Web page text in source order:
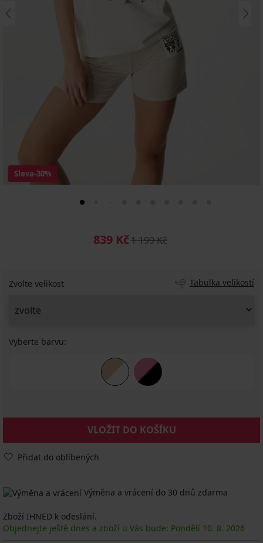
Sleva-30%
839 Kč1 199 Kč
Zvolte velikost Tabulka velikostí
Vyberte barvu:
VLOŽIT DO KOŠÍKU
Přidat do oblíbených
Výměna a vrácení do 30 dnů zdarma
Zboží IHNED k odeslání.
Objednejte ještě dnes a zboží u Vás bude: Pondělí 10. 8. 2026